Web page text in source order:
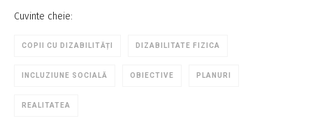
Cuvinte cheie:
COPII CU DIZABILITĂȚI DIZABILITATE FIZICA
INCLUZIUNE SOCIALĂ OBIECTIVE PLANURI
REALITATEA